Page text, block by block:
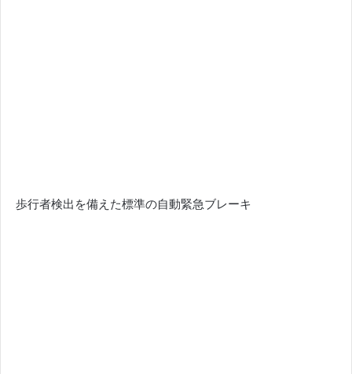
歩行者検出を備えた標準の自動緊急ブレーキ